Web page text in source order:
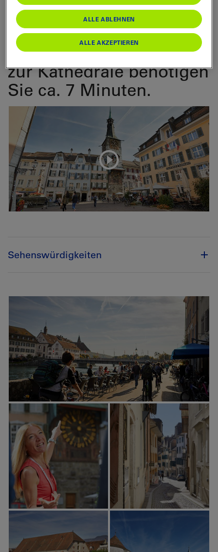
Vom Bahnhof Solothurn
ist die Altstadt bequem
zu Fuss erreichbar. Bis
zur Kathedrale benötigen
Sie ca. 7 Minuten.
Sehenswürdigkeiten
ALLE ABLEHNEN
ALLE AKZEPTIEREN